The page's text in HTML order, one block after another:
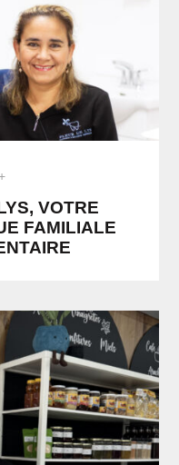
VOTRE
FAMILIALE